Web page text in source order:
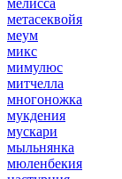
мелисса
метасеквойя
меум
микс
мимулюс
митчелла
многоножка
мукдения
мускари
мыльнянка
мюленбекия